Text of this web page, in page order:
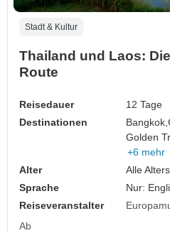
Stadt & Kultur
Thailand und Laos:
Route
Reisedauer
12 Tage
Destinationen
Bangkok,
Golden
+6 mehr
Alter
Alle
Sprache
Nur:
Reiseveranstalter
Ab